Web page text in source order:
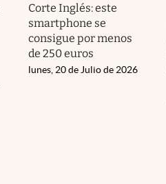
Corte Inglés: este
smartphone se
consigue por menos
de 250 euros
lunes, 20 de Julio de 2026